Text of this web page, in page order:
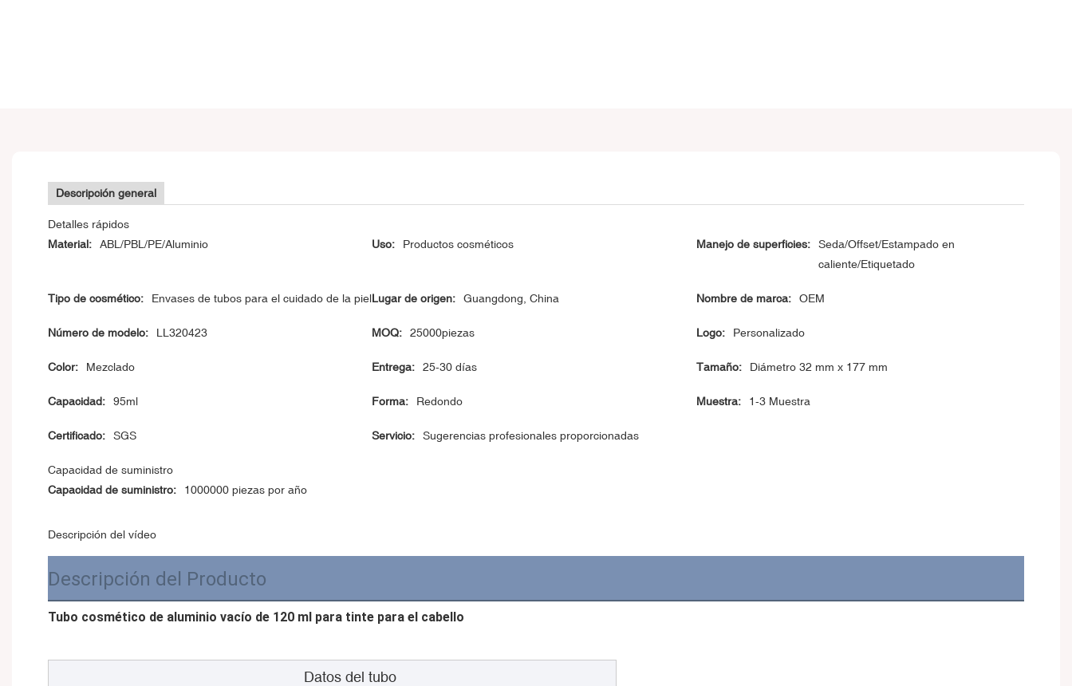
Descripción general
Detalles rápidos
Material:
ABL/PBL/PE/Aluminio Uso: Productos cosméticos Manejo de superficies:
Seda/Offset/Estampado en
caliente/Etiquetado
Tipo de cosmético: Envases de tubos para el cuidado de la pielLugar de origen: Guangdong, China Nombre de marca: OEM
Número de modelo: LL320423 MOQ: 25000piezas Logo: Personalizado
Color: Mezclado Entrega: 25-30 días Tamaño: Diámetro 32 mm x 177 mm
Capacidad: 95ml Forma: Redondo Muestra: 1-3 Muestra
Certificado: SGS Servicio: Sugerencias profesionales proporcionadas
Capacidad de suministro
Capacidad de suministro:
1000000 piezas por año
Descripción del vídeo
Descripción del Producto
Tubo cosmético de aluminio vacío de 120 ml para tinte para el cabello
Datos del tubo